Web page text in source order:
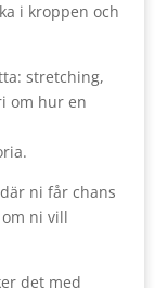
i kroppen och
stretching,
om hur en
där ni får chans
ni vill
det med